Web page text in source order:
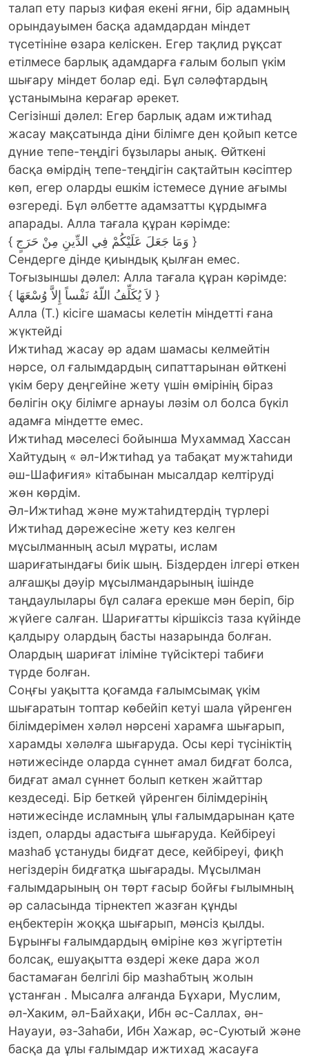
талап ету парыз кифая екені яғни, бір адамның
орындауымен басқа адамдардан міндет
түсетініне өзара келіскен. Егер тақлид рұқсат
етілмесе барлық адамдарға ғалым болып үкім
шығару міндет болар еді. Бұл сәләфтардың
ұстанымына керағар әрекет.
Сегізінші дәлел: Егер барлық адам ижтиһад
жасау мақсатында діни білімге ден қойып кетсе
дүние тепе-теңдігі бұзылары анық. Өйткені
басқа өмірдің тепе-теңдігін сақтайтын кәсіптер
көп, егер оларды ешкім істемесе дүние ағымы
өзгереді. Бұл әлбетте адамзатты құрдымға
апарады. Алла тағала құран кәрімде:
{ وَمَا جَعَلَ عَلَيْكُمْ فِي الدِّينِ مِنْ حَرَجٍ }
Сендерге дінде қиындық қылған емес.
Тоғызыншы дәлел: Алла тағала құран кәрімде:
{ لاَ يُكَلِّفُ اللّهُ نَفْساً إِلاَّ وُسْعَهَا }
Алла (Т.) кісіге шамасы келетін міндетті ғана
жүктейді
Ижтиһад жасау әр адам шамасы келмейтін
нәрсе, ол ғалымдардың сипаттарынан өйткені
үкім беру деңгейіне жету үшін өмірінің біраз
бөлігін оқу білімге арнауы ләзім ол болса бүкіл
адамға міндетте емес.
Ижтиһад мәселесі бойынша Мухаммад Хассан
Хайтудың « әл-Ижтиһад уа табақат мужтаһиди
әш-Шафиғия» кітабынан мысалдар келтіруді
жөн көрдім.
Әл-Ижтиһад және мужтаһидтердің түрлері
Ижтиһад дәрежесіне жету кез келген
мұсылманның асыл мұраты, ислам
шариғатындағы биік шың. Біздерден ілгері өткен
алғашқы дәуір мұсылмандарының ішінде
таңдаулылары бұл салаға ерекше мән беріп, бір
жүйеге салған. Шариғатты кіршіксіз таза күйінде
қалдыру олардың басты назарында болған.
Олардың шариғат іліміне түйсіктері табиғи
түрде болған.
Соңғы уақытта қоғамда ғалымсымақ үкім
шығаратын топтар көбейіп кетуі шала үйренген
білімдерімен хәләл нәрсені харамға шығарып,
харамды хәләлға шығаруда. Осы кері түсініктің
нәтижесінде оларда сүннет амал бидғат болса,
бидғат амал сүннет болып кеткен жайттар
кездеседі. Бір беткей үйренген білімдерінің
нәтижесінде исламның ұлы ғалымдарынан қате
іздеп, оларды адастыға шығаруда. Кейбіреуі
мазһаб ұстануды бидғат десе, кейбіреуі, фиқһ
негіздерін бидғатқа шығарады. Мұсылман
ғалымдарының он төрт ғасыр бойғы ғылымның
әр саласында тірнектеп жазған құнды
еңбектерін жоққа шығарып, мәнсіз қылды.
Бұрынғы ғалымдардың өміріне көз жүгіртетін
болсақ, ешуақытта өздері жеке дара жол
бастамаған белгілі бір мазһабтың жолын
ұстанған . Мысалға алғанда Бұхари, Муслим,
әл-Хаким, әл-Байхақи, Ибн әс-Саллах, ән-
Науауи, әз-Заһаби, Ибн Хажар, әс-Суютый және
басқа да ұлы ғалымдар ижтихад жасауға